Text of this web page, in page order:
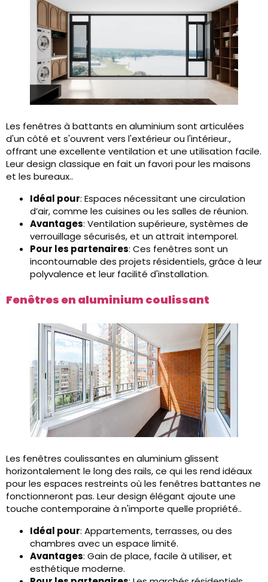
Les fenêtres à battants en aluminium sont articulées
d'un côté et s'ouvrent vers l'extérieur ou l'intérieur.,
offrant une excellente ventilation et une utilisation facile.
Leur design classique en fait un favori pour les maisons
et les bureaux..
Idéal pour: Espaces nécessitant une circulation
d’air, comme les cuisines ou les salles de réunion.
Avantages: Ventilation supérieure, systèmes de
verrouillage sécurisés, et un attrait intemporel.
Pour les partenaires: Ces fenêtres sont un
incontournable des projets résidentiels, grâce à leur
polyvalence et leur facilité d'installation.
Fenêtres en aluminium coulissant
Les fenêtres coulissantes en aluminium glissent
horizontalement le long des rails, ce qui les rend idéaux
pour les espaces restreints où les fenêtres battantes ne
fonctionneront pas. Leur design élégant ajoute une
touche contemporaine à n'importe quelle propriété..
Idéal pour: Appartements, terrasses, ou des
chambres avec un espace limité.
Avantages: Gain de place, facile à utiliser, et
esthétique moderne.